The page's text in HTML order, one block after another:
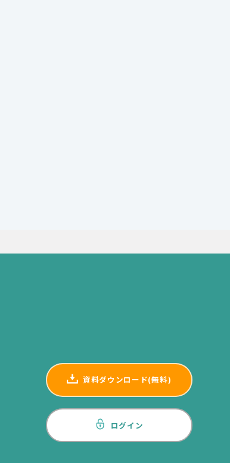
資料ダウンロード(無料)
ログイン